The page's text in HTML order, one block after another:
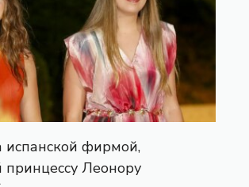
испанской фирмой,
Леонору